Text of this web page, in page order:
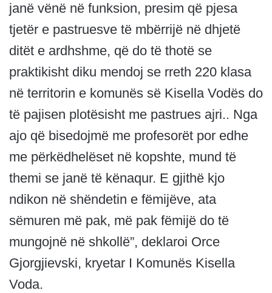
janë vënë në funksion, presim që pjesa
tjetër e pastruesve të mbërrijë në dhjetë
ditët e ardhshme, që do të thotë se
praktikisht diku mendoj se rreth 220 klasa
në territorin e komunës së Kisella Vodës do
të pajisen plotësisht me pastrues ajri.. Nga
ajo që bisedojmë me profesorët por edhe
me përkëdhelëset në kopshte, mund të
themi se janë të kënaqur. E gjithë kjo
ndikon në shëndetin e fëmijëve, ata
sëmuren më pak, më pak fëmijë do të
mungojnë në shkollë”, deklaroi Orce
Gjorgjievski, kryetar I Komunës Kisella
Voda.